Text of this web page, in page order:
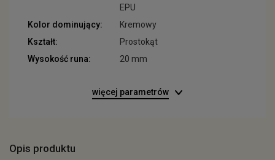
EPU
Kolor dominujący:
Kremowy
Kształt:
Prostokąt
Wysokość runa:
20 mm
więcej parametrów
Opis produktu